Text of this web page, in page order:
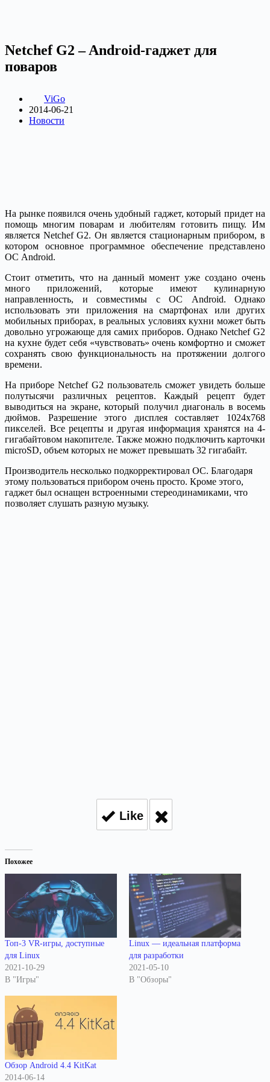
Netchef G2 – Android-гаджет для
поваров
ViGo
2014-06-21
Новости
На рынке появился очень удобный гаджет, который придет на
помощь многим поварам и любителям готовить пищу. Им
является Netchef G2. Он является стационарным прибором, в
котором основное программное обеспечение представлено
ОС Android.
Стоит отметить, что на данный момент уже создано очень
много приложений, которые имеют кулинарную
направленность, и совместимы с ОС Android. Однако
использовать эти приложения на смартфонах или других
мобильных приборах, в реальных условиях кухни может быть
довольно угрожающе для самих приборов. Однако Netchef G2
на кухне будет себя «чувствовать» очень комфортно и сможет
сохранять свою функциональность на протяжении долгого
времени.
На приборе Netchef G2 пользователь сможет увидеть больше
полутысячи различных рецептов. Каждый рецепт будет
выводиться на экране, который получил диагональ в восемь
дюймов. Разрешение этого дисплея составляет 1024х768
пикселей. Все рецепты и другая информация хранятся на 4-
гигабайтовом накопителе. Также можно подключить карточки
microSD, объем которых не может превышать 32 гигабайт.
Производитель несколько подкорректировал ОС. Благодаря
этому пользоваться прибором очень просто. Кроме этого,
гаджет был оснащен встроенными стереодинамиками, что
позволяет слушать разную музыку.
Like
Похожее
Топ-3 VR-игры, доступные
для Linux
2021-10-29
В "Игры"
Linux — идеальная платформа
для разработки
2021-05-10
В "Обзоры"
Обзор Android 4.4 KitKat
2014-06-14